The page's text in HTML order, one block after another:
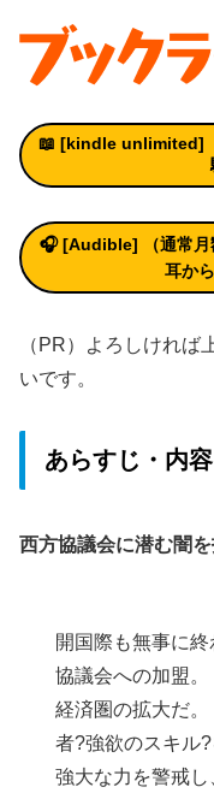
📖 [kindle unlimited]
🎧 [Audible] （通常月
耳か
（PR）よろしければ
いです。
あらすじ・内容
西方協議会に潜む闇を
開国際も無事に
協議会への加盟
経済圏の拡大だ
者?強欲のスキル
強大な力を警戒